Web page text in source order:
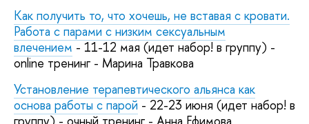
Как получить то, что хочешь, не вставая с кровати.
Работа с парами с низким сексуальным
влечением - 11-12 мая (идет набор! в группу) -
online тренинг - Марина Травкова
Установление терапевтического альянса как
основа работы с парой - 22-23 июня (идет набор! в